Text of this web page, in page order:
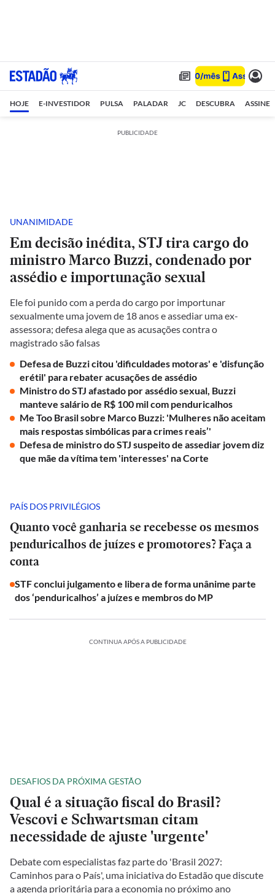
HOJE E-INVESTIDOR PULSA PALADAR JC DESCUBRA ASSINE
PUBLICIDADE
UNANIMIDADE
Em decisão inédita, STJ tira cargo do
ministro Marco Buzzi, condenado por
assédio e importunação sexual
Ele foi punido com a perda do cargo por importunar
sexualmente uma jovem de 18 anos e assediar uma ex-
assessora; defesa alega que as acusações contra o
magistrado são falsas
Defesa de Buzzi citou 'dificuldades motoras' e 'disfunção
erétil' para rebater acusações de assédio
Ministro do STJ afastado por assédio sexual, Buzzi
manteve salário de R$ 100 mil com penduricalhos
Me Too Brasil sobre Marco Buzzi: 'Mulheres não aceitam
mais respostas simbólicas para crimes reais’'
Defesa de ministro do STJ suspeito de assediar jovem diz
que mãe da vítima tem 'interesses' na Corte
PAÍS DOS PRIVILÉGIOS
Quanto você ganharia se recebesse os mesmos
penduricalhos de juízes e promotores? Faça a
conta
STF conclui julgamento e libera de forma unânime parte
dos ‘penduricalhos’ a juízes e membros do MP
CONTINUA APÓS A PUBLICIDADE
DESAFIOS DA PRÓXIMA GESTÃO
Qual é a situação fiscal do Brasil?
Vescovi e Schwartsman citam
necessidade de ajuste 'urgente'
Debate com especialistas faz parte do 'Brasil 2027:
Caminhos para o País', uma iniciativa do Estadão que discute
a agenda prioritária para a economia no próximo ano